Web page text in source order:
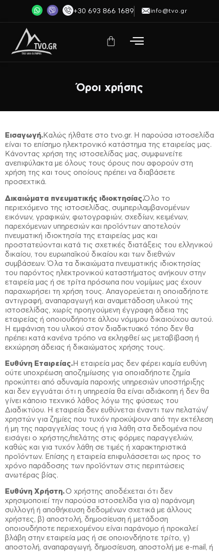
+30 693 866 1689 info@tvo.gr
Όροι χρήσης
Εισαγωγή. Καλώς ήλθατε στο tvo.gr. Η παρούσα ιστοσελίδα
είναι το επίσημο ηλεκτρονικό κατάστημα της εταιρείας μας.
Κάνοντας χρήση της ιστοσελίδας μας, συμφωνείτε
ανεπιφύλακτα με όλους τους όρους που αφορούν στη
χρήση της και τους οποίους πρέπει να διαβάσετε
προσεχτικά.
Δικαιώματα πνευματικής ιδιοκτησίας.Όλο το
περιεχόμενο της ιστοσελίδας, συμπεριλαμβανομένων
εικόνων, γραφικών, φωτογραφιών, σχεδίων, κειμένων,
παρεχόμενων υπηρεσιών και προϊόντων αποτελούν
πνευματική ιδιοκτησία της εταιρείας μας και
προστατεύονται κατά τις σχετικές διατάξεις του ελληνικού
δικαίου, του ευρωπαϊκού δικαίου και των διεθνών
συμβάσεων. Όλα τα δικαιώματα πνευματικής ιδιοκτησίας
του παρόντος ηλεκτρονικού καταστήματος ανήκουν στην
εταιρεία μας ή σε τρίτα πρόσωπα που νομίμως μας έχουν
παραχωρήσει τη χρήση τους. Απαγορεύεται η οποιαδήποτε
αντιγραφή, αναπαραγωγή και αναμετάδοση υλικού της
ιστοσελίδας, χωρίς προηγούμενη έγγραφη άδεια της
εταιρείας ή οποιουδήποτε άλλου νόμιμου δικαιούχου αυτού.
Η εμφάνιση του υλικού στον διαδικτυακό τόπο δεν θα
πρέπει κατά κανένα τρόπο να εκληφθεί ως μεταβίβαση ή
εκχώρηση άδειας ή δικαιώματος χρήσης τους.
Ευθύνη Εταιρείας. Η εταιρεία μας δεν φέρει καμία ευθύνη
ούτε υποχρέωση αποζημίωσης για οποιαδήποτε ζημία
προκύπτει από αδυναμία παροχής υπηρεσιών υποστήριξης
και δεν εγγυάται ότι η υπηρεσία θα είναι αδιάκοπη ή δεν θα
γίνει κάποιο τεχνικό λάθος λόγω της φύσεως του
Διαδικτύου. Η εταιρεία δεν ευθύνεται έναντι των πελατών/
χρηστών για ζημίες που τυχόν προκύψουν από την εκτέλεση
ή μη της παραγγελίας τους ή για λάθη στα δεδομένα που
εισάγει ο χρήστης/πελάτης στις φόρμες παραγγελιών,
καθώς και για τυχόν λάθη σε τιμές ή χαρακτηριστικά
προϊόντων. Επίσης η εταιρεία επιφυλάσσεται ως προς το
χρόνο παράδοσης των προϊόντων στις περιπτώσεις
ανωτέρας βίας.
Ευθύνη Χρήστη.Ο χρήστης αποδέχεται ότι δεν
χρησιμοποιεί την παρούσα ιστοσελίδα για α) παράνομη
συλλογή ή αποθήκευση δεδομένων σχετικά με άλλους
χρήστες, β) αποστολή, δημοσίευση ή μετάδοση
οποιουδήποτε περιεχομένου είναι παράνομο ή προκαλεί
βλάβη στην εταιρεία μας ή σε οποιονδήποτε τρίτο, γ)
αποστολή, αναπαραγωγή, δημοσίευση, αποστολή με e-mail, ή